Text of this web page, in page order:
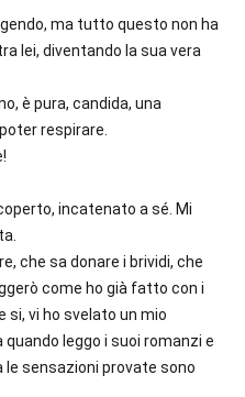
ma tutto questo non ha
lei, diventando la sua vera
è pura, candida, una
respirare.
incatenato a sé. Mi
che sa donare i brividi, che
come ho già fatto con i
si, vi ho svelato un mio
leggo i suoi romanzi e
sensazioni provate sono